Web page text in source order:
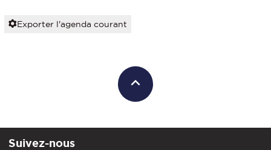
Exporter l'agenda courant
Suivez-nous